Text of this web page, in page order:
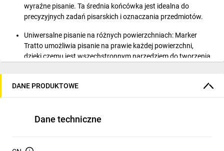
wyraźne pisanie. Ta średnia końcówka jest idealna do
precyzyjnych zadań pisarskich i oznaczania przedmiotów.
Uniwersalne pisanie na różnych powierzchniach: Marker
Tratto umożliwia pisanie na prawie każdej powierzchni,
dzięki czemu jest wszechstronnym narzędziem do tworzenia
szkle, kartonie, plastiku, drewnie, metalu, papierze i kamieniu.
atrament: Atrament używany w markerze Tratto jest
oznacza, że napisy i oznaczenia nie zmyją się w kontakcie z
DANE PRODUKTOWE
Dane techniczne